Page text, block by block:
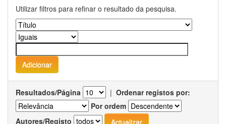
Utilizar filtros para refinar o resultado da pesquisa.
Resultados/Página | Ordenar registos por:
Por ordem
Autores/Registo